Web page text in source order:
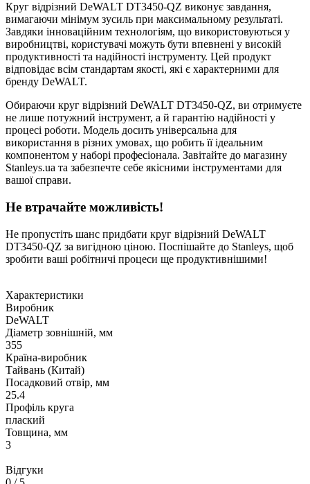
Круг відрізний DeWALT DT3450-QZ виконує завдання,
вимагаючи мінімум зусиль при максимальному результаті.
Завдяки інноваційним технологіям, що використовуються у
виробництві, користувачі можуть бути впевнені у високій
продуктивності та надійності інструменту. Цей продукт
відповідає всім стандартам якості, які є характерними для
бренду DeWALT.
Обираючи круг відрізний DeWALT DT3450-QZ, ви отримуєте
не лише потужний інструмент, а й гарантію надійності у
процесі роботи. Модель досить універсальна для
використання в різних умовах, що робить її ідеальним
компонентом у наборі професіонала. Завітайте до магазину
Stanleys.ua та забезпечте себе якісними інструментами для
вашої справи.
Не втрачайте можливість!
Не пропустіть шанс придбати круг відрізний DeWALT
DT3450-QZ за вигідною ціною. Поспішайте до Stanleys, щоб
зробити ваші робітничі процеси ще продуктивнішими!
Характеристики
Виробник
DeWALT
Діаметр зовнішній, мм
355
Країна-виробник
Тайвань (Китай)
Посадковий отвір, мм
25.4
Профіль круга
плаский
Товщина, мм
3
Відгуки